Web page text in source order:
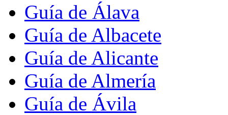
Guía de Álava
Guía de Albacete
Guía de Alicante
Guía de Almería
Guía de Ávila